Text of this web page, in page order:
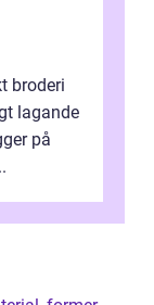
broderi
lagande
på